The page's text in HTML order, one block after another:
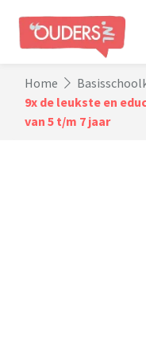
Home
9x de leukste en
van 5 t/m 7 jaar